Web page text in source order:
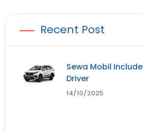
Recent Post
Sewa Mobil Include
Driver
14/10/2025